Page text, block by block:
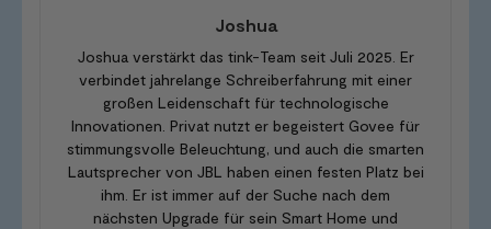
Joshua
Joshua verstärkt das tink-Team seit Juli 2025. Er
verbindet jahrelange Schreiberfahrung mit einer
großen Leidenschaft für technologische
Innovationen. Privat nutzt er begeistert Govee für
stimmungsvolle Beleuchtung, und auch die smarten
Lautsprecher von JBL haben einen festen Platz bei
ihm. Er ist immer auf der Suche nach dem
nächsten Upgrade für sein Smart Home und